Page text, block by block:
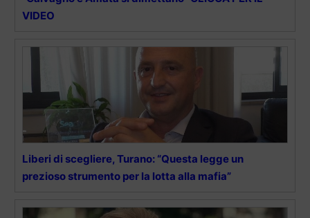
VIDEO
Liberi di scegliere, Turano: “Questa legge un
prezioso strumento per la lotta alla mafia”